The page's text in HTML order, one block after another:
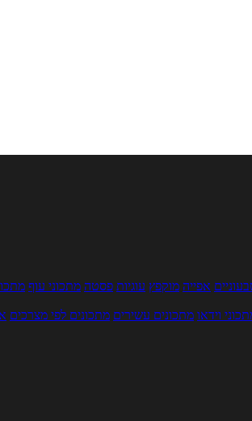
אפייה מוקפץ עוגיות פסטה מתכוני עוף
וידאו מתכונים עשירים מתכונים לפי מצרכים